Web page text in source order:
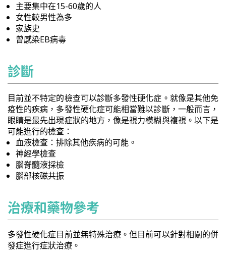
主要集中在15-60歲的人
女性較男性為多
家族史
曾感染EB病毒
診斷
目前並不特定的檢查可以診斷多發性硬化症。就像是其他免
疫性的疾病，多發性硬化症可能相當難以診斷，一般而言，
眼睛是最先出現症狀的地方，像是視力模糊與複視。以下是
可能進行的檢查：
血液檢查：排除其他疾病的可能。
神經學檢查
腦脊髓液採檢
腦部核磁共振
治療和藥物參考
多發性硬化症目前並無特殊治療。但目前可以針對相關的併
發症進行症狀治療。